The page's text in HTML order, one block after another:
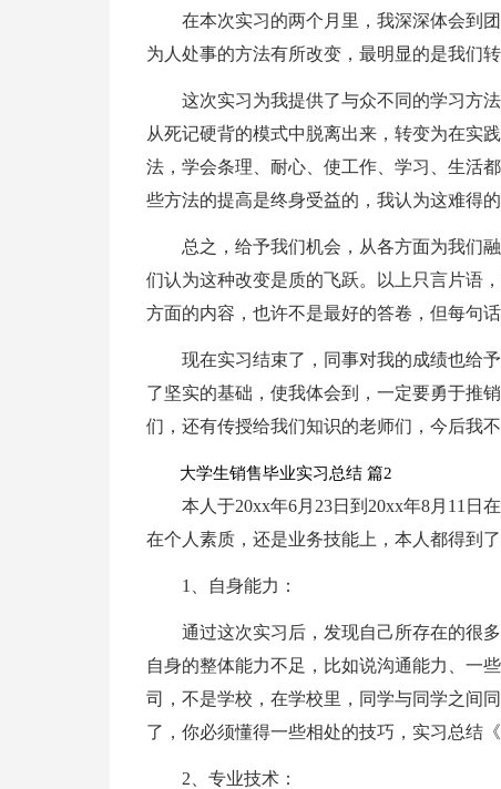
在本次实习的两个月里，我深深体会到
为人处事的方法有所改变，最明显的是我们
这次实习为我提供了与众不同的学习方
从死记硬背的模式中脱离出来，转变为在实
法，学会条理、耐心、使工作、学习、生活
些方法的提高是终身受益的，我认为这难得
总之，给予我们机会，从各方面为我们
们认为这种改变是质的飞跃。以上只言片语
方面的内容，也许不是最好的答卷，但每句
现在实习结束了，同事对我的成绩也给
了坚实的基础，使我体会到，一定要勇于推
们，还有传授给我们知识的老师们，今后我
大学生销售毕业实习总结 篇2
本人于20xx年6月23日到20xx年8月11日
在个人素质，还是业务技能上，本人都得到
1、自身能力：
通过这次实习后，发现自己所存在的很
自身的整体能力不足，比如说沟通能力、一
司，不是学校，在学校里，同学与同学之间
了，你必须懂得一些相处的技巧，实习总结
2、专业技术：